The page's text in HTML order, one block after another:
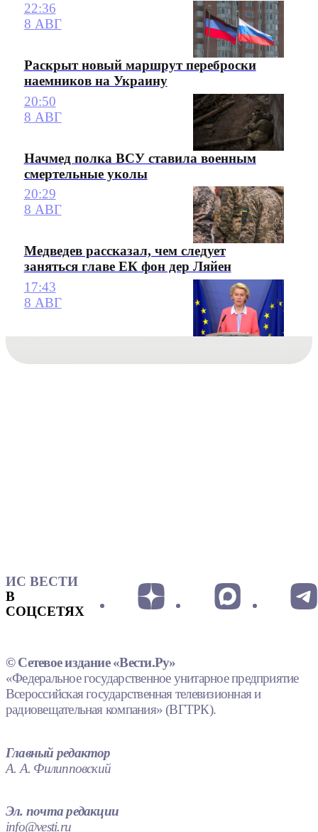
22:36
8 АВГ
Раскрыт новый маршрут переброски
наемников на Украину
20:50
8 АВГ
Начмед полка ВСУ ставила военным
смертельные уколы
20:29
8 АВГ
Медведев рассказал, чем следует
заняться главе ЕК фон дер Ляйен
17:43
8 АВГ
ИС ВЕСТИ
В
СОЦСЕТЯХ
© Сетевое издание «Вести.Ру»
«Федеральное государственное унитарное предприятие
Всероссийская государственная телевизионная и
радиовещательная компания» (ВГТРК).
Главный редактор
А. А. Филипповский
Эл. почта редакции
info@vesti.ru